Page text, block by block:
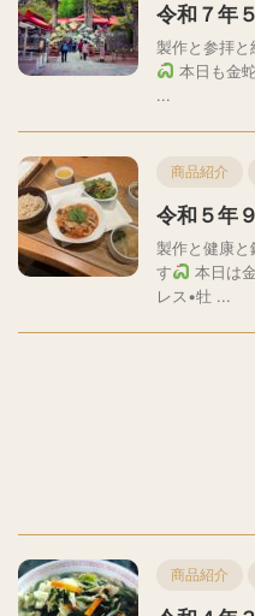
令和７年
製作と参拝
本日も金
...
商品紹介
令和５年
製作と健康
す
本日は
レス•牡 ...
商品紹介